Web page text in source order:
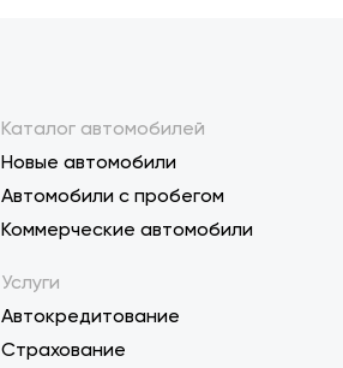
Каталог автомобилей
Новые автомобили
Автомобили с пробегом
Коммерческие автомобили
Услуги
Автокредитование
Страхование